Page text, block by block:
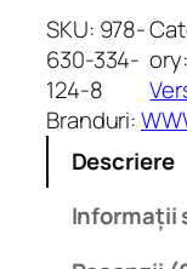
n
t
i
t
a
SKU: 978-
630-334-
124-8
ory:
Branduri:
Descriere
Informații